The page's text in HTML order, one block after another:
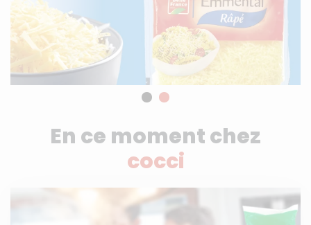
En ce moment chez
cocci